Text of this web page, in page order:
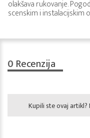
olakšava rukovanje.
scenskim i instalacijskim
0 Recenzija
Kupili ste ovaj